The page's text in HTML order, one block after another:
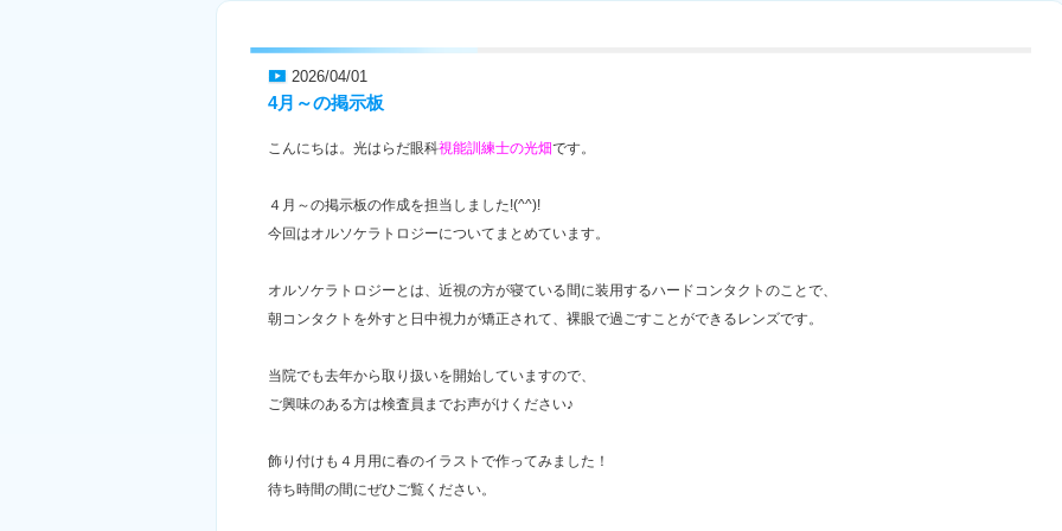
2026/04/01
4月～の掲示板
こんにちは。光はらだ眼科視能訓練士の光畑です。
４月～の掲示板の作成を担当しました!(^^)!
今回はオルソケラトロジーについてまとめています。
オルソケラトロジーとは、近視の方が寝ている間に装用するハードコンタクトのことで、
朝コンタクトを外すと日中視力が矯正されて、裸眼で過ごすことができるレンズです。
当院でも去年から取り扱いを開始していますので、
ご興味のある方は検査員までお声がけください♪
飾り付けも４月用に春のイラストで作ってみました！
待ち時間の間にぜひご覧ください。